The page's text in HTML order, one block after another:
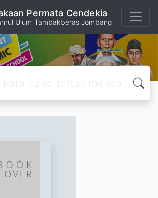
Permata Cendekia
Ulum Tambakberas Jombang